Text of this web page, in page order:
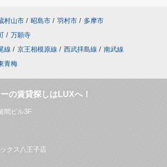
村山市 / 昭島市 / 羽村市 / 多摩市
/ 万願寺
線 / 京王相模原線 / 西武拝島線 / 南武線
青梅
の賃貸探しはLUXへ！
間ビル3F
クス八王子店